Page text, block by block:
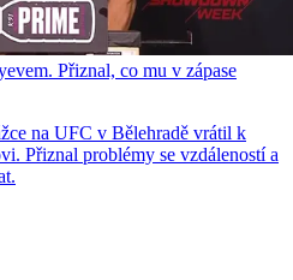
Přiznal, co mu v zápase
na UFC v Bělehradě vrátil k
Přiznal problémy se vzdáleností a